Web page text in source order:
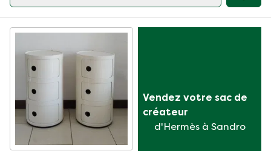
Vendez votre sac de
créateur
d'Hermès à Sandro